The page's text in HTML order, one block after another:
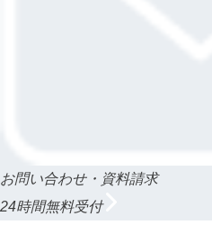
お問い合わせ・資料請求
24時間無料受付